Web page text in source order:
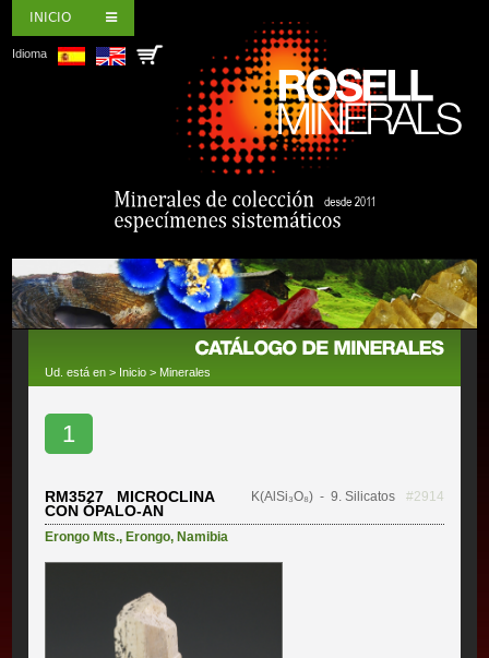
INICIO
Idioma
Ud. está en > Inicio > Minerales
1
RM3527 MICROCLINA
CON ÓPALO-AN
K(AlSi₃O₈)- 9. Silicatos #2914
Erongo Mts., Erongo, Namibia